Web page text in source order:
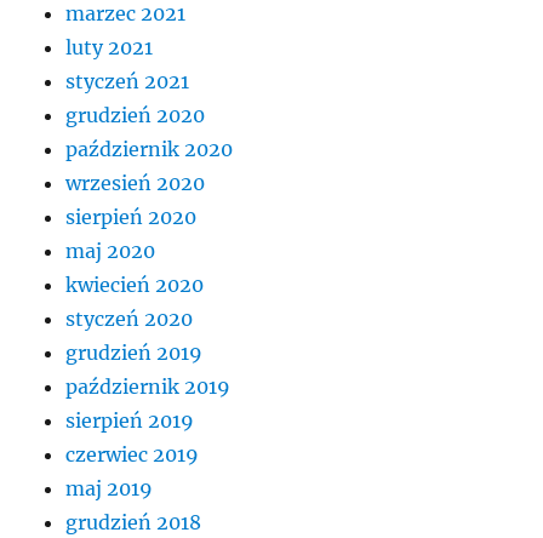
marzec 2021
luty 2021
styczeń 2021
grudzień 2020
październik 2020
wrzesień 2020
sierpień 2020
maj 2020
kwiecień 2020
styczeń 2020
grudzień 2019
październik 2019
sierpień 2019
czerwiec 2019
maj 2019
grudzień 2018